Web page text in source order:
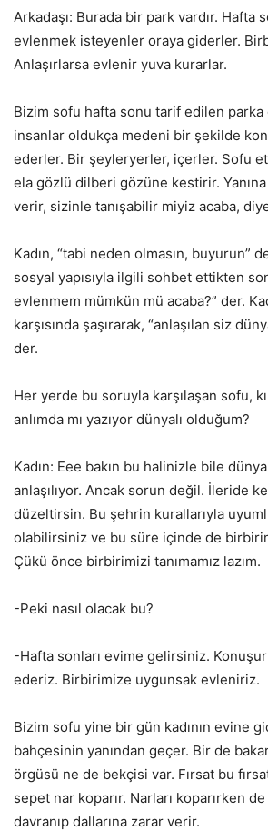
Arkadaşı: Burada bir park vardır. Hafta
evlenmek isteyenler oraya giderler.
Anlaşırlarsa evlenir yuva kurarlar.
Bizim sofu hafta sonu tarif edilen parka
insanlar oldukça medeni bir şekilde
ederler. Bir şeyleryerler, içerler. Sofu
ela gözlü dilberi gözüne kestirir. Yanına
verir, sizinle tanışabilir miyiz acaba,
Kadın, “tabi neden olmasın, buyurun”
sosyal yapısıyla ilgili sohbet ettikten
evlenmem mümkün mü acaba?” der.
karşısında şaşırarak, “anlaşılan siz
der.
Her yerde bu soruyla karşılaşan sofu,
anlımda mı yazıyor dünyalı olduğum?
Kadın: Eee bakın bu halinizle bile
anlaşılıyor. Ancak sorun değil. İleride
düzeltirsin. Bu şehrin kurallarıyla
olabilirsiniz ve bu süre içinde de
Çükü önce birbirimizi tanımamız lazım.
-Peki nasıl olacak bu?
-Hafta sonları evime gelirsiniz.
ederiz. Birbirimize uygunsak evleniriz.
Bizim sofu yine bir gün kadının evine
bahçesinin yanından geçer. Bir de
örgüsü ne de bekçisi var. Fırsat bu
sepet nar koparır. Narları koparırken
davranıp dallarına zarar verir.